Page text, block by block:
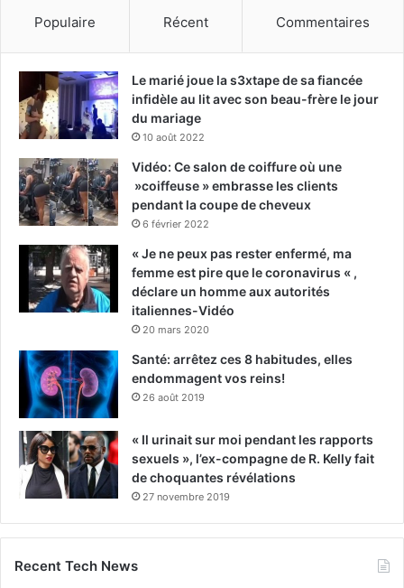
Populaire Récent Commentaires
Le marié joue la s3xtape de sa fiancée
infidèle au lit avec son beau-frère le jour
du mariage
10 août 2022
Vidéo: Ce salon de coiffure où une
»coiffeuse » embrasse les clients
pendant la coupe de cheveux
6 février 2022
« Je ne peux pas rester enfermé, ma
femme est pire que le coronavirus « ,
déclare un homme aux autorités
italiennes-Vidéo
20 mars 2020
Santé: arrêtez ces 8 habitudes, elles
endommagent vos reins!
26 août 2019
« Il urinait sur moi pendant les rapports
sexuels », l’ex-compagne de R. Kelly fait
de choquantes révélations
27 novembre 2019
Recent Tech News